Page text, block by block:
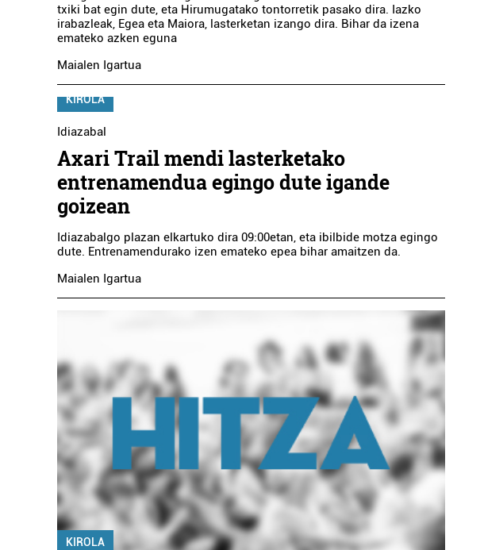
txiki bat egin dute, eta Hirumugatako tontorretik pasako dira. Iazko
irabazleak, Egea eta Maiora, lasterketan izango dira. Bihar da izena
emateko azken eguna
Maialen Igartua
KIROLA
Idiazabal
Axari Trail mendi lasterketako
entrenamendua egingo dute igande
goizean
Idiazabalgo plazan elkartuko dira 09:00etan, eta ibilbide motza egingo
dute. Entrenamendurako izen emateko epea bihar amaitzen da.
Maialen Igartua
KIROLA